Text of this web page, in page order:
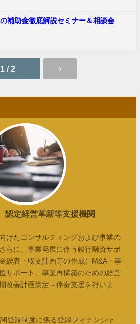
補助金徹底解説セミナー＆相談会
1 / 2
定経営革新等支援機関
けたコンサルティングおよび事業の
らに、事業発展に伴う銀行融資サポ
繰表・収支計画等の作成）M&A・事
サポート、事業再構築のための経営
改善計画策定～伴奏支援を行いま
登録制度に係る登録フィナンシャ